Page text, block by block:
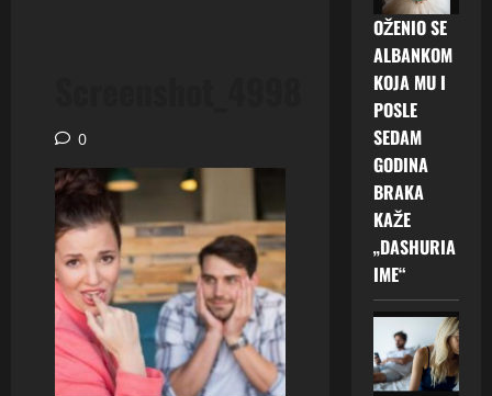
0
OŽENIO SE
ALBANKOM
KOJA MU I
POSLE
SEDAM
GODINA
BRAKA
KAŽE
„DASHURIA
IME“